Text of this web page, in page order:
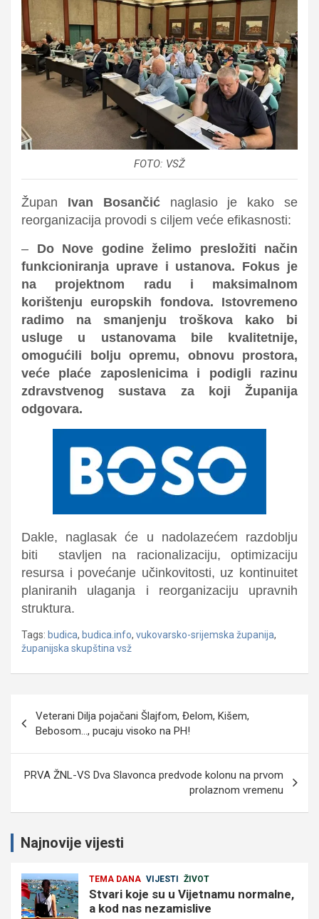
FOTO: VSŽ
Župan Ivan Bosančićnaglasio je kako se
reorganizacija provodi s ciljem veće efikasnosti:
– Do Nove godine želimo presložiti način
funkcioniranja uprave i ustanova. Fokus je
na projektnom radu i maksimalnom
korištenju europskih fondova. Istovremeno
radimo na smanjenju troškova kako bi
usluge u ustanovama bile kvalitetnije,
omogućili bolju opremu, obnovu prostora,
veće plaće zaposlenicima i podigli razinu
zdravstvenog sustava za koji Županija
odgovara.
Dakle, naglasak će u nadolazećem razdoblju
biti stavljen na racionalizaciju, optimizaciju
resursa i povećanje učinkovitosti, uz kontinuitet
planiranih ulaganja i reorganizaciju upravnih
struktura.
Tags: budica, budica.info, vukovarsko-srijemska županija,
županijska skupština vsž
objava
Veterani Dilja pojačani Šlajfom, Đelom, Kišem,
Bebosom…, pucaju visoko na PH!
PRVA ŽNL-VS Dva Slavonca predvode kolonu na prvom
prolaznom vremenu
Najnovije vijesti
TEMA DANA VIJESTI ŽIVOT
Stvari koje su u Vijetnamu normalne,
a kod nas nezamislive